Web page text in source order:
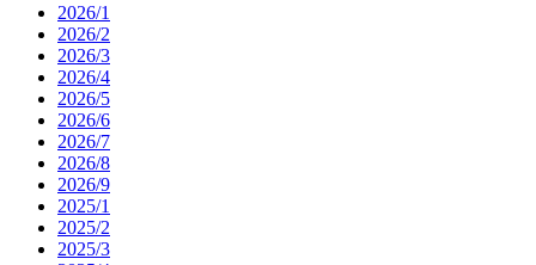
2026/1
2026/2
2026/3
2026/4
2026/5
2026/6
2026/7
2026/8
2026/9
2025/1
2025/2
2025/3